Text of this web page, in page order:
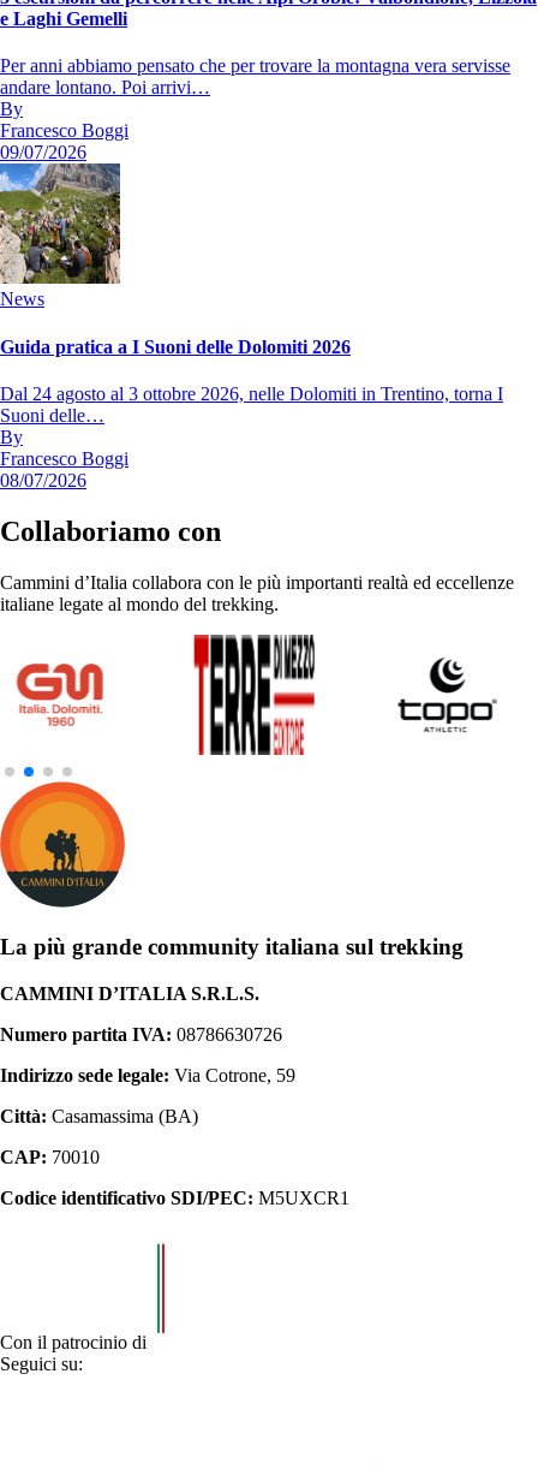
e Laghi Gemelli
Per anni abbiamo pensato che per trovare la montagna vera servisse
andare lontano. Poi arrivi…
By
Francesco Boggi
09/07/2026
News
Guida pratica a I Suoni delle Dolomiti 2026
Dal 24 agosto al 3 ottobre 2026, nelle Dolomiti in Trentino, torna I
Suoni delle…
By
Francesco Boggi
08/07/2026
Collaboriamo con
Cammini d’Italia collabora con le più importanti realtà ed eccellenze
italiane legate al mondo del trekking.
La più grande community italiana sul trekking
CAMMINI D’ITALIA S.R.L.S.
Numero partita IVA: 08786630726
Indirizzo sede legale: Via Cotrone, 59
Città: Casamassima (BA)
CAP: 70010
Codice identificativo SDI/PEC: M5UXCR1
Con il patrocinio di
Seguici su: